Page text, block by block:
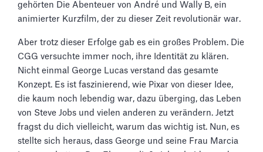
gehörten Die Abenteuer von André und Wally B, ein
animierter Kurzfilm, der zu dieser Zeit revolutionär war.
Aber trotz dieser Erfolge gab es ein großes Problem. Die
CGG versuchte immer noch, ihre Identität zu klären.
Nicht einmal George Lucas verstand das gesamte
Konzept. Es ist faszinierend, wie Pixar von dieser Idee,
die kaum noch lebendig war, dazu überging, das Leben
von Steve Jobs und vielen anderen zu verändern. Jetzt
fragst du dich vielleicht, warum das wichtig ist. Nun, es
stellte sich heraus, dass George und seine Frau Marcia